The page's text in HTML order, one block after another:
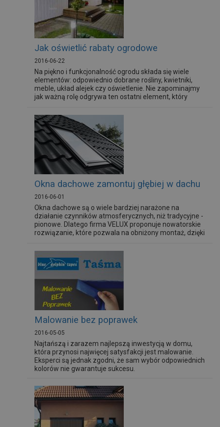
Jak oświetlić rabaty ogrodowe
2016-06-22
Na piękno i funkcjonalność ogrodu składa się wiele
elementów: odpowiednio dobrane rośliny, kwietniki,
meble, układ alejek czy oświetlenie. Nie zapominajmy
jak ważną rolę odgrywa ten ostatni element, który
podwórka o zmroku.
Okna dachowe zamontuj głębiej w dachu
2016-06-01
Okna dachowe są o wiele bardziej narażone na
działanie czynników atmosferycznych, niż tradycyjne -
pionowe. Dlatego firma VELUX proponuje nowatorskie
rozwiązanie, które pozwala na obniżony montaż, dzięki
Malowanie bez poprawek
2016-05-05
Najtańszą i zarazem najlepszą inwestycją w domu,
która przynosi najwięcej satysfakcji jest malowanie.
Eksperci są jednak zgodni, że sam wybór odpowiednich
kolorów nie gwarantuje sukcesu.